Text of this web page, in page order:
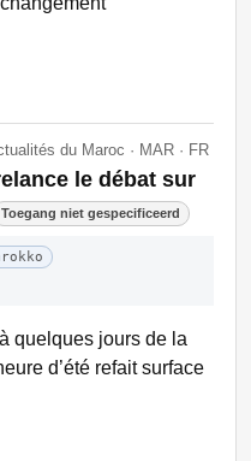
du Maroc · MAR · FR
le débat sur
Toegang niet gespecificeerd
quelques jours de la
d’été refait surface